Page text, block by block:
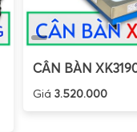
CÂN BÀN
Giá3.520.000